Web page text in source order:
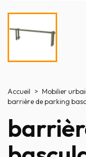
Accueil Mobilier
barrière de parking